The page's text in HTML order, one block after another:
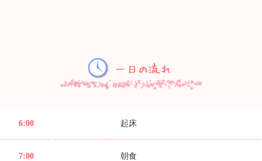
6:00 起床
7:00 朝食